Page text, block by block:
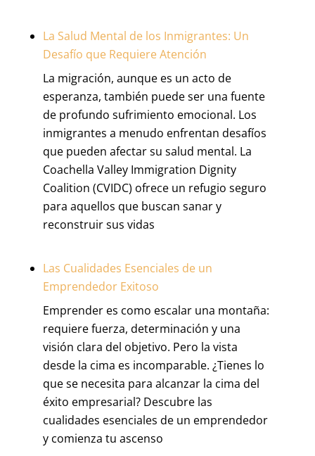
La Salud Mental de los Inmigrantes: Un
Desafío que Requiere Atención
La migración, aunque es un acto de
esperanza, también puede ser una fuente
de profundo sufrimiento emocional. Los
inmigrantes a menudo enfrentan desafíos
que pueden afectar su salud mental. La
Coachella Valley Immigration Dignity
Coalition (CVIDC) ofrece un refugio seguro
para aquellos que buscan sanar y
reconstruir sus vidas
Las Cualidades Esenciales de un
Emprendedor Exitoso
Emprender es como escalar una montaña:
requiere fuerza, determinación y una
visión clara del objetivo. Pero la vista
desde la cima es incomparable. ¿Tienes lo
que se necesita para alcanzar la cima del
éxito empresarial? Descubre las
cualidades esenciales de un emprendedor
y comienza tu ascenso